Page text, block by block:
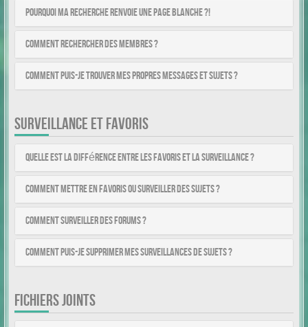
Pourquoi ma recherche renvoie une page blanche ?!
Comment rechercher des membres ?
Comment puis-je trouver mes propres messages et sujets ?
SURVEILLANCE ET FAVORIS
Quelle est la différence entre les favoris et la surveillance ?
Comment mettre en favoris ou surveiller des sujets ?
Comment surveiller des forums ?
Comment puis-je supprimer mes surveillances de sujets ?
FICHIERS JOINTS